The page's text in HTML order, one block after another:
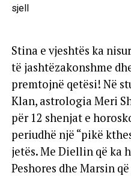
Stina e vjeshtës ka
të jashtëzakonshme
premtojnë qetësi! Në
Klan, astrologia Meri
për 12 shenjat e
periudhë një “pikë
jetës. Me Diellin që ka
Peshores dhe Marsin